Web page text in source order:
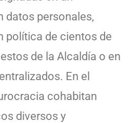
datos personales,
política de cientos de
de la Alcaldía o en
En el
cohabitan
diversos y